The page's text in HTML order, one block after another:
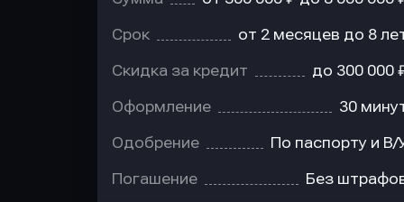
Срок от 2 месяцев до 8
Скидка за кредит до 300 000
Оформление 30
Одобрение По паспорту и В/
Погашение Без